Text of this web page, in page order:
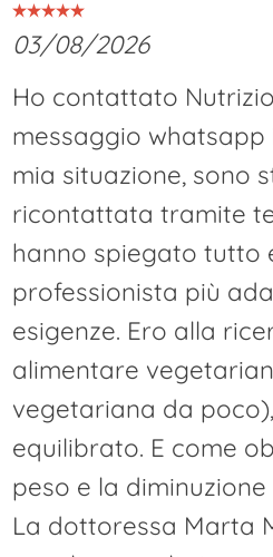
03/08/2026
Ho contattato
messaggio whatsapp
mia situazione, sono
ricontattata tramite
hanno spiegato tutto
professionista più
esigenze. Ero alla
alimentare
vegetariana da
equilibrato. E come
peso e la
La dottoressa Marta